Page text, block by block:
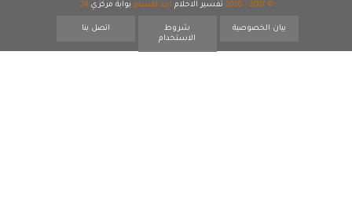
© 2007 - 2026 تفسير الاحلام احد اقسام بوابة مركزي 24
بيان الخصوصية
شروط
الاستخدام
اتصل بنا